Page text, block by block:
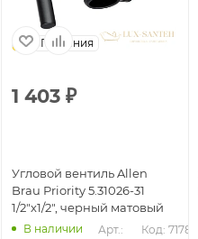
Германия
1 403 ₽
Угловой вентиль Allen
Brau Priority 5.31026-31
1/2"х1/2", черный матовый
В наличии
Арт.:
Код: 71787